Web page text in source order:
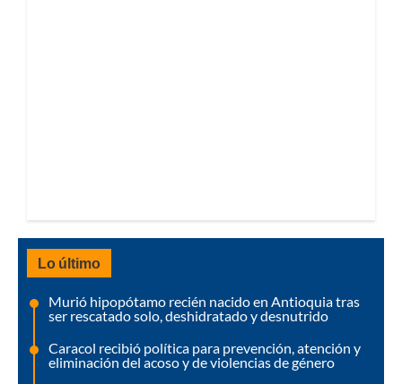
Lo último
Murió hipopótamo recién nacido en Antioquia tras
ser rescatado solo, deshidratado y desnutrido
Caracol recibió política para prevención, atención y
eliminación del acoso y de violencias de género